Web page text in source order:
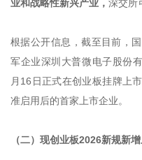
业和战略性新兴产业， 深交所
根据公开信息，截至目前，
军企业深圳大普微电子股份
月16日正式在创业板挂牌上
准启用后的首家上市企业。
（二）现创业板2026新规新